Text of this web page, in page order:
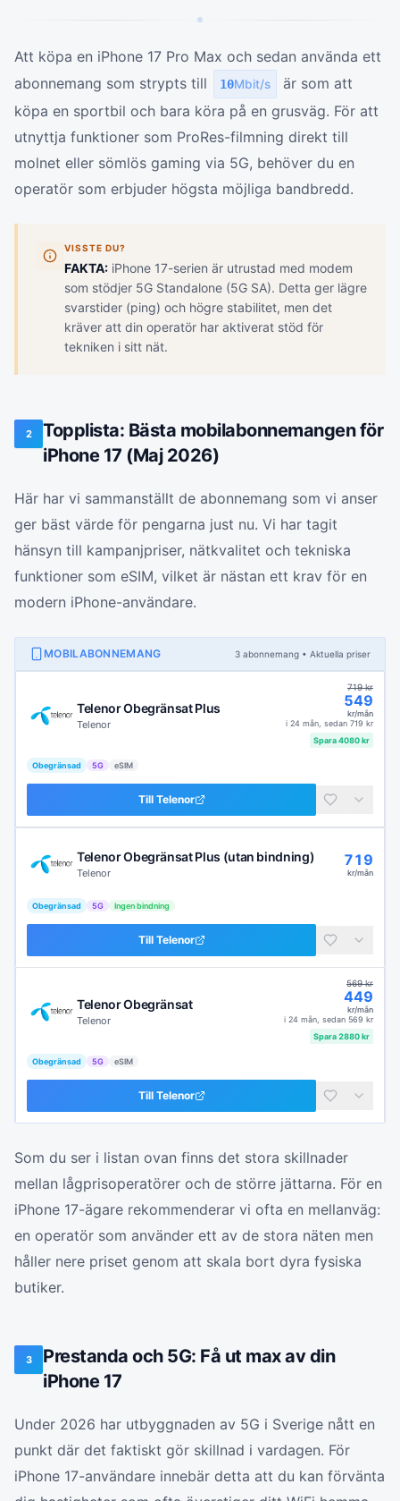
Att köpa en iPhone 17 Pro Max och sedan använda ett
abonnemang som strypts till
10Mbit/s
är som att
köpa en sportbil och bara köra på en grusväg. För att
utnyttja funktioner som ProRes-filmning direkt till
molnet eller sömlös gaming via 5G, behöver du en
operatör som erbjuder högsta möjliga bandbredd.
VISSTE DU?
FAKTA: iPhone 17-serien är utrustad med modem
som stödjer 5G Standalone (5G SA). Detta ger lägre
svarstider (ping) och högre stabilitet, men det
kräver att din operatör har aktiverat stöd för
tekniken i sitt nät.
2
Topplista: Bästa mobilabonnemangen för
iPhone 17 (Maj 2026)
Här har vi sammanställt de abonnemang som vi anser
ger bäst värde för pengarna just nu. Vi har tagit
hänsyn till kampanjpriser, nätkvalitet och tekniska
funktioner som eSIM, vilket är nästan ett krav för en
modern iPhone-användare.
MOBILABONNEMANG 3 abonnemang • Aktuella priser
Telenor Obegränsat Plus
Telenor
719kr
549
kr/mån
i 24 mån , sedan 719 kr
Spara4080kr
Obegränsad 5G eSIM
Till Telenor
Telenor Obegränsat Plus (utan bindning)
Telenor
719
kr/mån
Obegränsad 5G Ingen bindning
Till Telenor
Telenor Obegränsat
Telenor
569kr
449
kr/mån
i 24 mån , sedan 569 kr
Spara2880kr
Obegränsad 5G eSIM
Till Telenor
Som du ser i listan ovan finns det stora skillnader
mellan lågprisoperatörer och de större jättarna. För en
iPhone 17-ägare rekommenderar vi ofta en mellanväg:
en operatör som använder ett av de stora näten men
håller nere priset genom att skala bort dyra fysiska
butiker.
3
Prestanda och 5G: Få ut max av din
iPhone 17
Under 2026 har utbyggnaden av 5G i Sverige nått en
punkt där det faktiskt gör skillnad i vardagen. För
iPhone 17-användare innebär detta att du kan förvänta